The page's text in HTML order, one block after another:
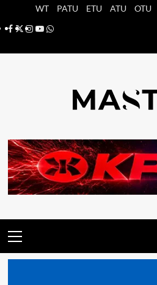
WT PATU ETU ATU OTU
Facebook
X Instagram
YouTube
Whatsapp
principal